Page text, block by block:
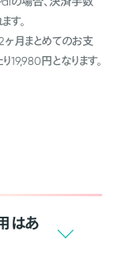
す。
ヶ月まとめてのお支
19,980円となります。
はあ